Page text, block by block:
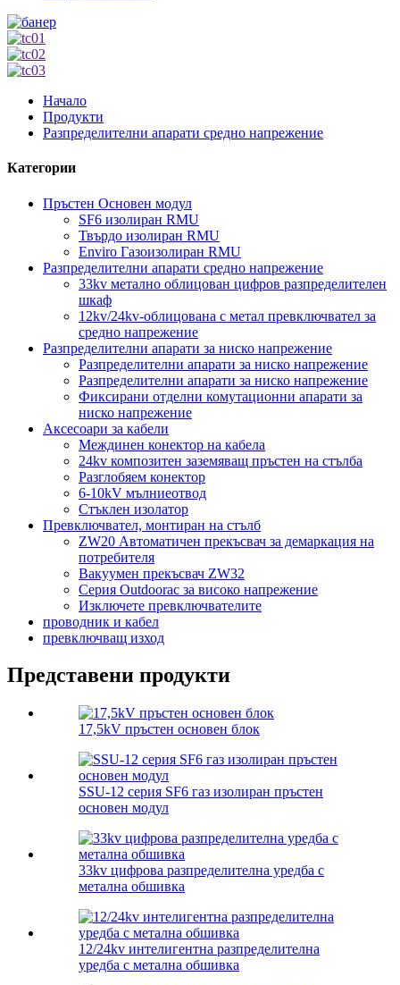
Начало
Продукти
Разпределителни апарати средно напрежение
Категории
Пръстен Основен модул
SF6 изолиран RMU
Твърдо изолиран RMU
Enviro Газоизолиран RMU
Разпределителни апарати средно напрежение
33kv метално облицован цифров разпределителен
шкаф
12kv/24kv-облицована с метал превключвател за
средно напрежение
Разпределителни апарати за ниско напрежение
Разпределителни апарати за ниско напрежение
Разпределителни апарати за ниско напрежение
Фиксирани отделни комутационни апарати за
ниско напрежение
Аксесоари за кабели
Междинен конектор на кабела
24kv композитен заземяващ пръстен на стълба
Разглобяем конектор
6-10kV мълниеотвод
Стъклен изолатор
Превключвател, монтиран на стълб
ZW20 Автоматичен прекъсвач за демаркация на
потребителя
Вакуумен прекъсвач ZW32
Серия Outdoorac за високо напрежение
Изключете превключвателите
проводник и кабел
превключващ изход
Представени продукти
17,5kV пръстен основен блок
SSU-12 серия SF6 газ изолиран пръстен
основен модул
33kv цифрова разпределителна уредба с
метална обшивка
12/24kv интелигентна разпределителна
уредба с метална обшивка